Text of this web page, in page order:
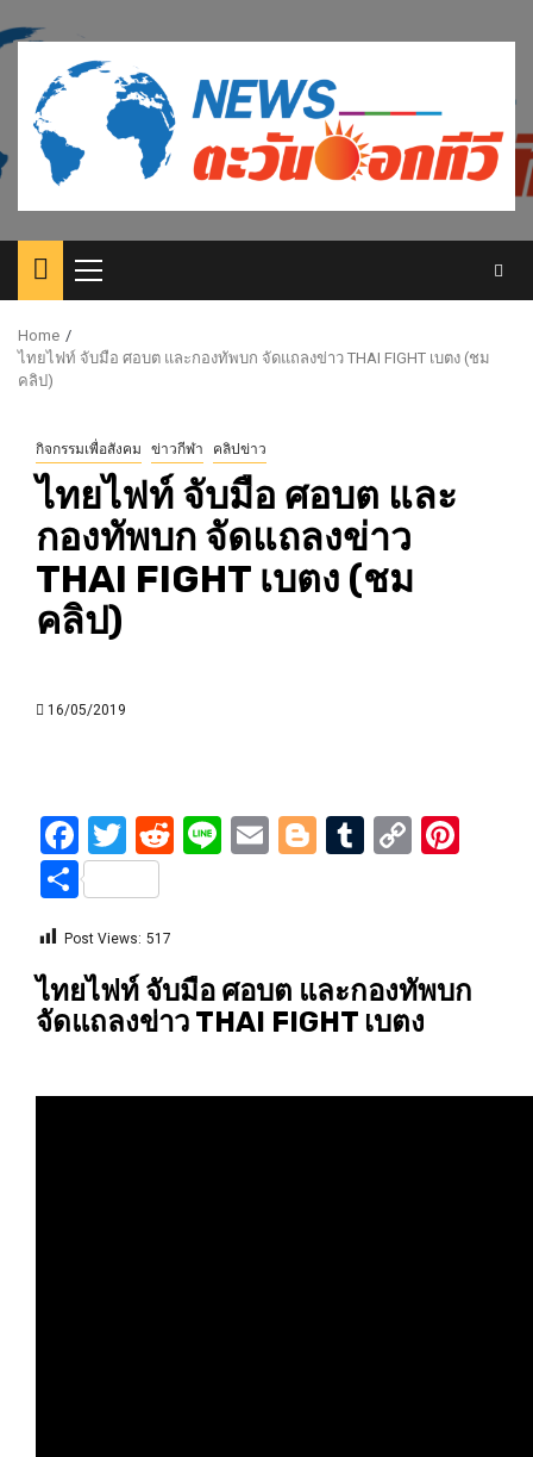
to
content
Primary
Menu
Home
ไทยไฟท์ จับมือ ศอบต และกองทัพบก จัดแถลงข่าว THAI FIGHT เบตง (ชม
คลิป)
กิจกรรมเพื่อสังคม ข่าวกีฬา คลิปข่าว
ไทยไฟท์ จับมือ ศอบต และ
กองทัพบก จัดแถลงข่าว
THAI FIGHT เบตง (ชม
คลิป)
16/05/2019
Facebook
Twitter
Reddit
LineEmailBlogger
Tumblr
Copy
Share
Post Views: 517
ไทยไฟท์ จับมือ ศอบต และกองทัพบก
จัดแถลงข่าว THAI FIGHT เบตง